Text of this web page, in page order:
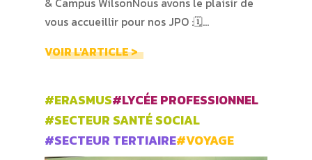
vous accueillir pour nos JPO :🗓…
VOIR L'ARTICLE >
#ERASMUS#LYCÉE PROFESSIONNEL
#SECTEUR SANTÉ SOCIAL
#SECTEUR TERTIAIRE#VOYAGE